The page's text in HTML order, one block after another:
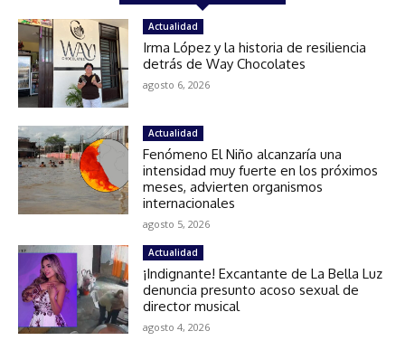
Actualidad
Irma López y la historia de resiliencia
detrás de Way Chocolates
agosto 6, 2026
Actualidad
Fenómeno El Niño alcanzaría una
intensidad muy fuerte en los próximos
meses, advierten organismos
internacionales
agosto 5, 2026
Actualidad
¡Indignante! Excantante de La Bella Luz
denuncia presunto acoso sexual de
director musical
agosto 4, 2026